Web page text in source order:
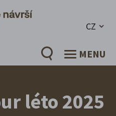
CZ
MENU
léto 2025